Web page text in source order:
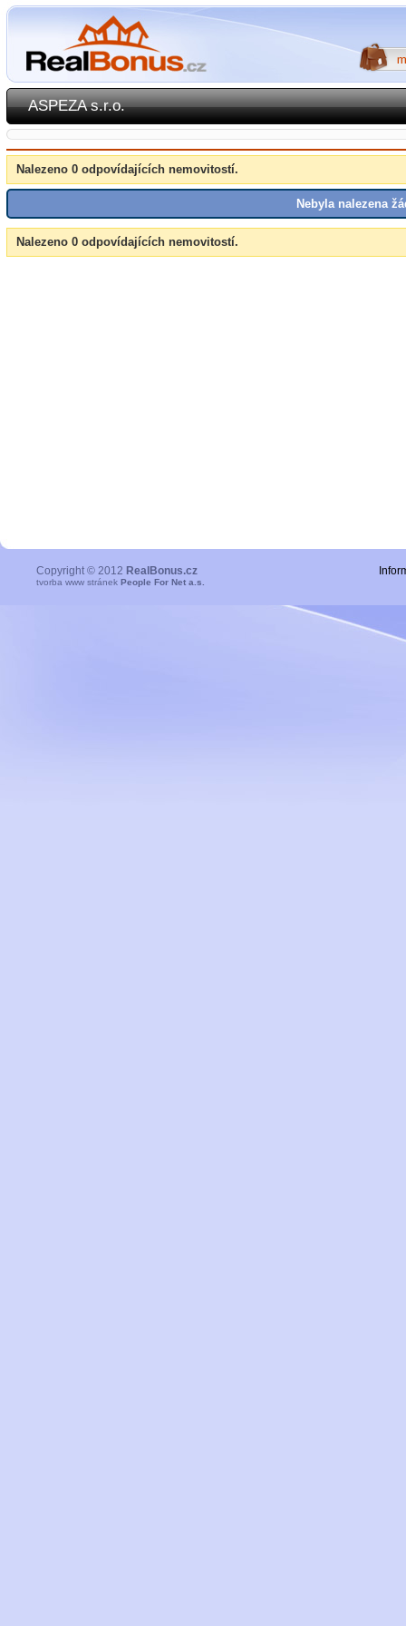
ASPEZA s.r.o.
Nalezeno 0 odpovídajících nemovitostí.
Nebyla nalezena
Nalezeno 0 odpovídajících nemovitostí.
Copyright © 2012 RealBonus.cz
tvorba www stránek People For Net a.s.